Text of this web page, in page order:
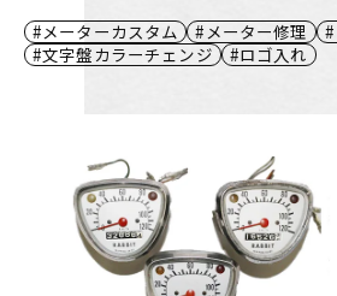
メーターカスタム メーター修理
文字盤カラーチェンジ
ロゴ入れ